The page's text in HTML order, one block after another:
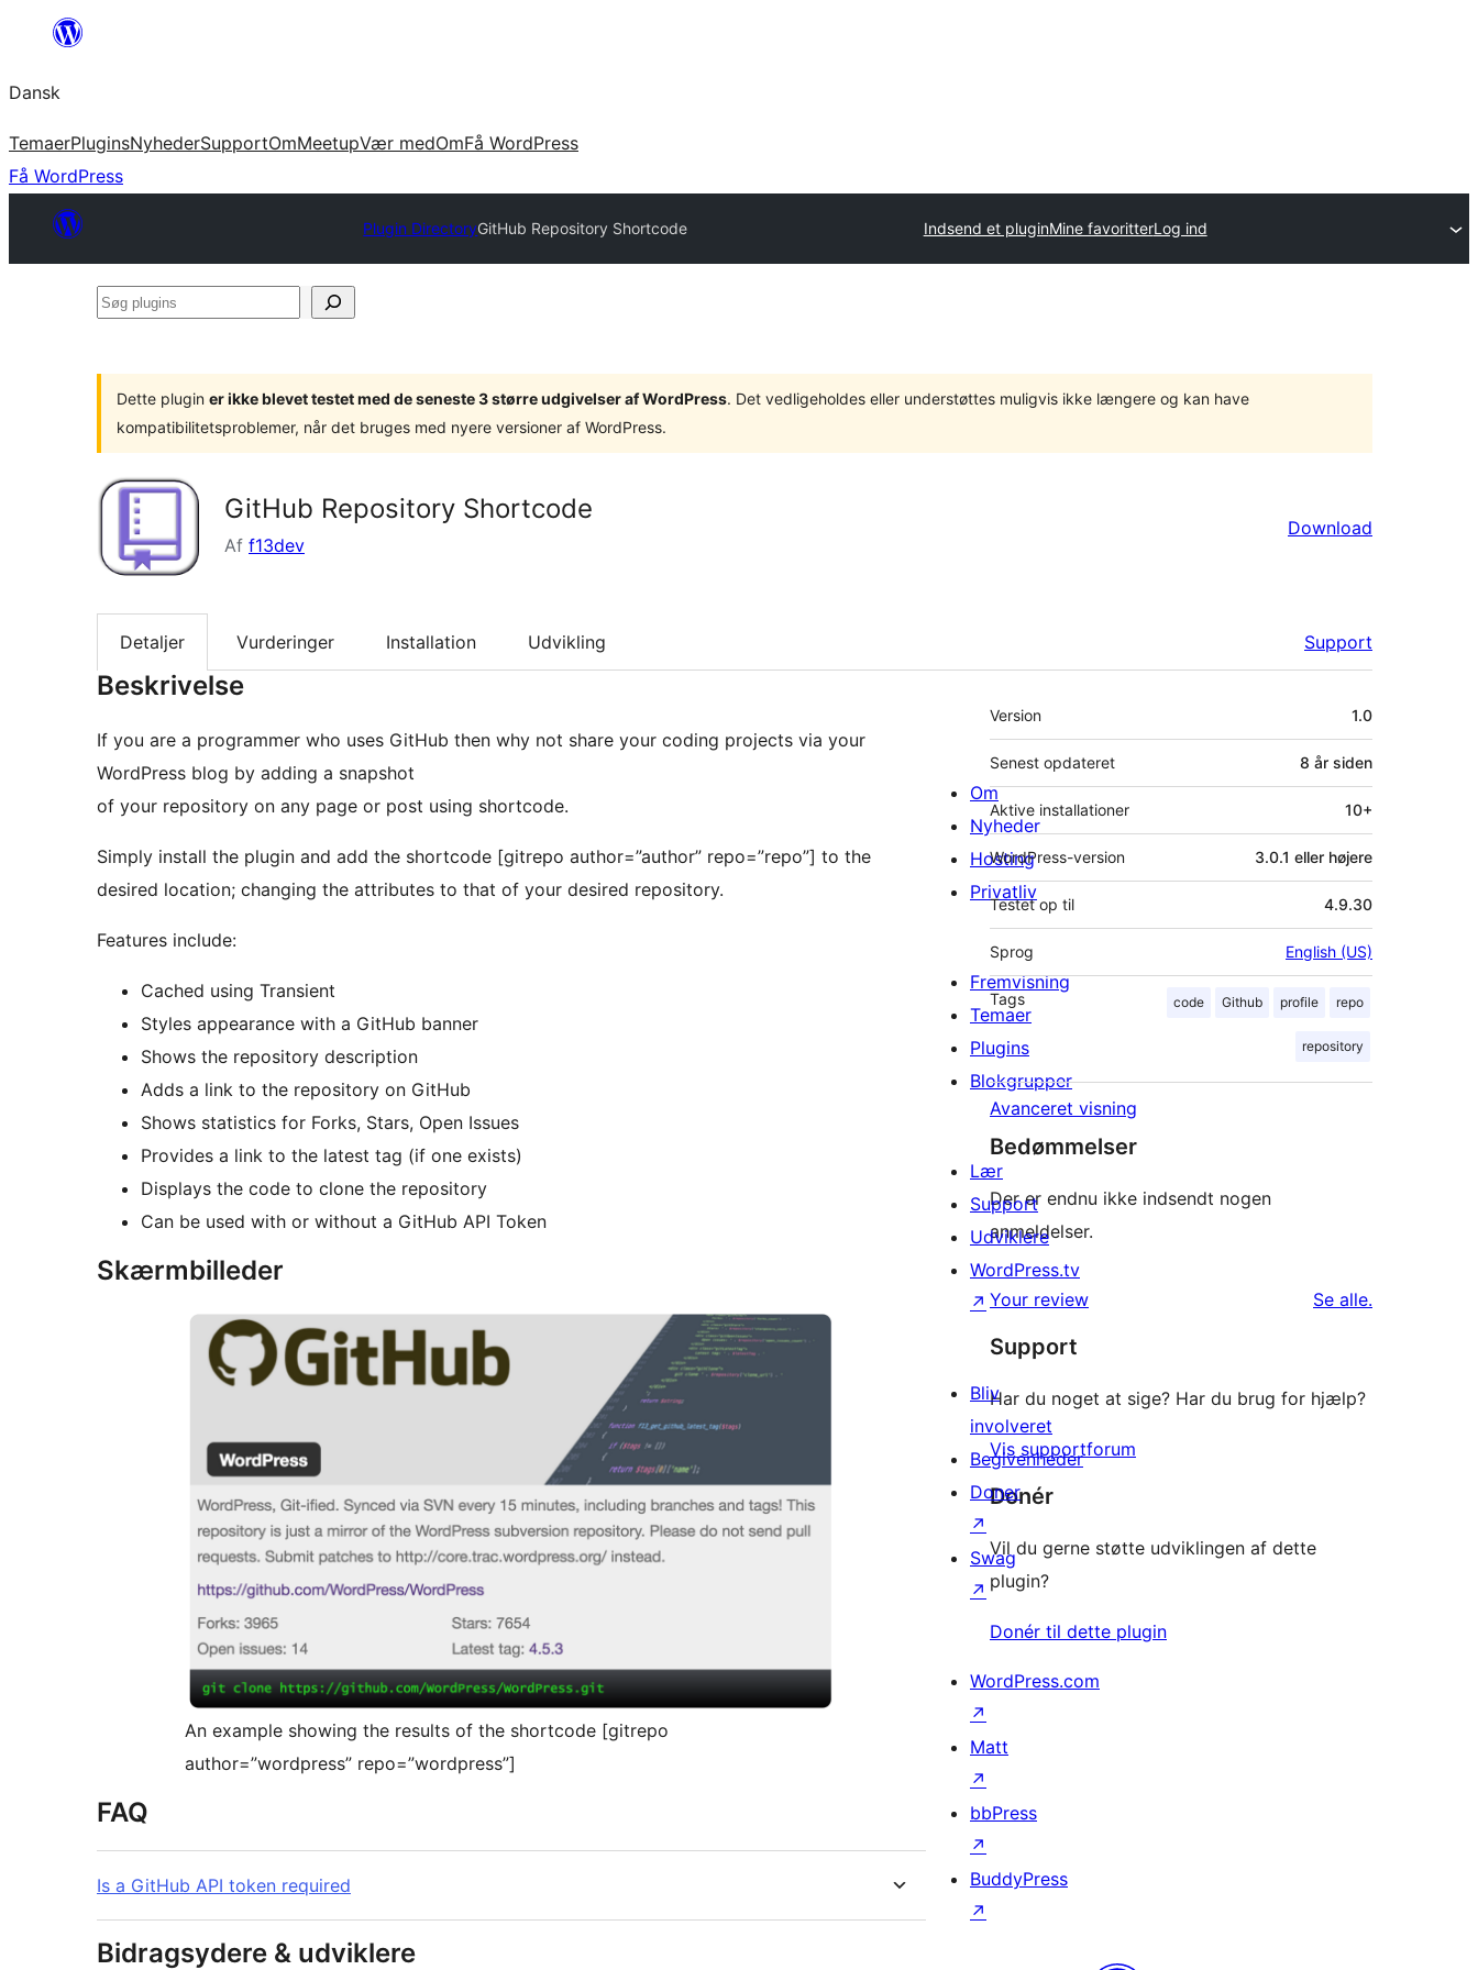
Spring
indhold
Dansk
TemaerPluginsNyhederSupportOmMeetupVær medOmFå WordPress
Få WordPress
Plugin DirectoryGitHub Repository Shortcode Indsend et pluginMine favoritterLog ind
Søg
Dette plugin er ikke blevet testet med de seneste 3 større udgivelser af WordPress. Det vedligeholdes eller understøttes muligvis ikke længere og kan have
kompatibilitetsproblemer, når det bruges med nyere versioner af WordPress.
GitHub Repository Shortcode
Af f13dev
Download
Detaljer Vurderinger Installation Udvikling Support
Beskrivelse
If you are a programmer who uses GitHub then why not share your coding projects via your
WordPress blog by adding a snapshot
of your repository on any page or post using shortcode.
Simply install the plugin and add the shortcode [gitrepo author=”author” repo=”repo”] to the
desired location; changing the attributes to that of your desired repository.
Features include:
Cached using Transient
Styles appearance with a GitHub banner
Shows the repository description
Adds a link to the repository on GitHub
Shows statistics for Forks, Stars, Open Issues
Provides a link to the latest tag (if one exists)
Displays the code to clone the repository
Can be used with or without a GitHub API Token
Skærmbilleder
An example showing the results of the shortcode [gitrepo
author=”wordpress” repo=”wordpress”]
FAQ
Is a GitHub API token required
Bidragsydere & udviklere
Meta
Version 1.0
Senest opdateret 8 år siden
Aktive installationer 10+
WordPress-version 3.0.1 eller højere
Testet op til 4.9.30
Sprog English (US)
Tags code Github profile repo
repository
Avanceret visning
Bedømmelser
Der er endnu ikke indsendt nogen
anmeldelser.
Your review Se alleanmeldelser
.
Support
Har du noget at sige? Har du brug for hjælp?
Vis supportforum
Donér
Vil du gerne støtte udviklingen af dette
plugin?
Donér til dette plugin
Om
Nyheder
Hosting
Privatliv
Fremvisning
Temaer
Plugins
Blokgrupper
Lær
Support
Udviklere
WordPress.tv
↗
Bliv
involveret
Begivenheder
Doner
↗
Swag
↗
WordPress.com
↗
Matt
↗
bbPress
↗
BuddyPress
↗